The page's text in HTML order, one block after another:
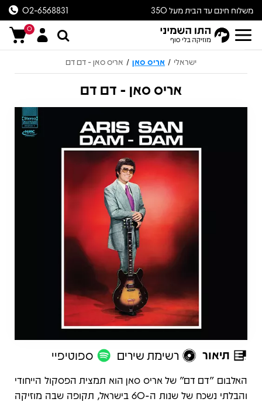
משלוח חינם עד הבית מעל 350
ש״ח
02-6568831
0
ישראלי / אריס סאן / אריס סאן - דם דם
אריס סאן - דם דם
תיאור רשימת שירים ספוטיפיי
תיאור
האלבום "דם דם" של אריס סאן הוא תמצית הפסקול הייחודי
והבלתי נשכח של שנות ה-60 בישראל, תקופה שבה מוזיקה